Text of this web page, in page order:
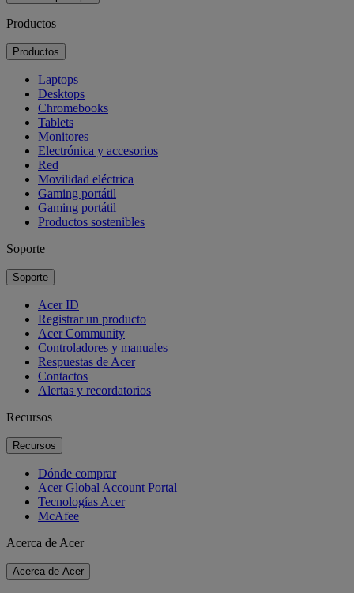
Productos
Productos
Laptops
Desktops
Chromebooks
Tablets
Monitores
Electrónica y accesorios
Red
Movilidad eléctrica
Gaming portátil
Gaming portátil
Productos sostenibles
Soporte
Soporte
Acer ID
Registrar un producto
Acer Community
Controladores y manuales
Respuestas de Acer
Contactos
Alertas y recordatorios
Recursos
Recursos
Dónde comprar
Acer Global Account Portal
Tecnologías Acer
McAfee
Acerca de Acer
Acerca de Acer